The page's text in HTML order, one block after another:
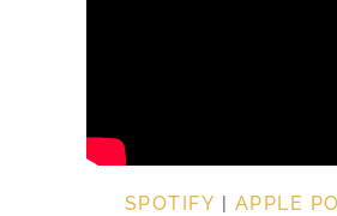
SPOTIFY | APPLE